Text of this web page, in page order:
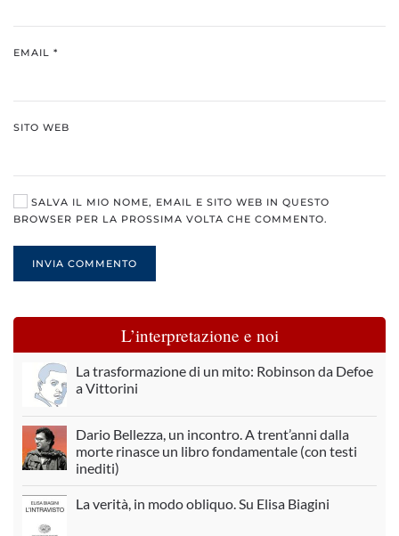
EMAIL *
SITO WEB
SALVA IL MIO NOME, EMAIL E SITO WEB IN QUESTO
BROWSER PER LA PROSSIMA VOLTA CHE COMMENTO.
INVIA COMMENTO
L’interpretazione e noi
La trasformazione di un mito: Robinson da Defoe
a Vittorini
Dario Bellezza, un incontro. A trent’anni dalla
morte rinasce un libro fondamentale (con testi
inediti)
La verità, in modo obliquo. Su Elisa Biagini